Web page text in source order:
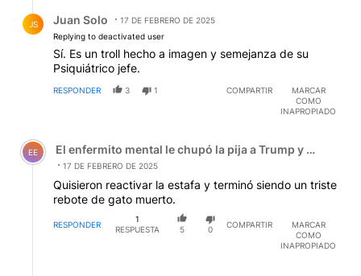
JS Juan Solo
17 DE FEBRERO DE 2025
Replying to deactivated user
Sí. Es un troll hecho a imagen y semejanza de su
Psiquiátrico jefe.
RESPONDER 3 1 COMPARTIR
MARCAR
COMO
INAPROPIADO
Comentario de El enfermito mental le chupó la pija a
EE El enfermito mental le chupó la pija a Trump y el
17 DE FEBRERO DE 2025
Quisieron reactivar la estafa y terminó siendo un triste
rebote de gato muerto.
RESPONDER
1
RESPUESTA
5 0
COMPARTIR
MARCAR
COMO
INAPROPIADO